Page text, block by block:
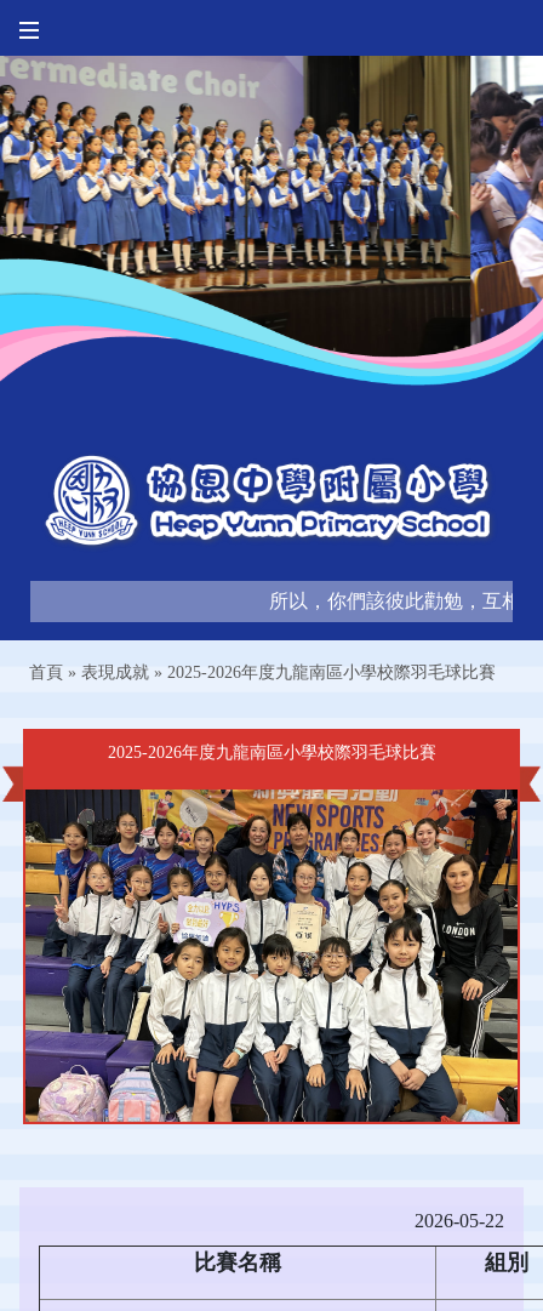
所以，你們該彼此勸勉，互相造
首頁 » 表現成就 » 2025-2026年度九龍南區小學校際羽毛球比賽
2025-2026年度九龍南區小學校際羽毛球比賽
2026-05-22
比賽名稱 組別